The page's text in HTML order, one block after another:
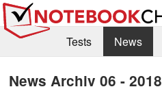
Tests News
News Archiv 06 - 2018